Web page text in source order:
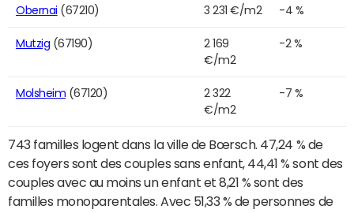
Obernai (67210) 3 231 €/m2 -4 %
Mutzig (67190)
2 169
€/m2
-2 %
Molsheim (67120)
2 322
€/m2
-7 %
743 familles logent dans la ville de Bœrsch. 47,24 % de
ces foyers sont des couples sans enfant, 44,41 % sont des
couples avec au moins un enfant et 8,21 % sont des
familles monoparentales. Avec 51,33 % de personnes de